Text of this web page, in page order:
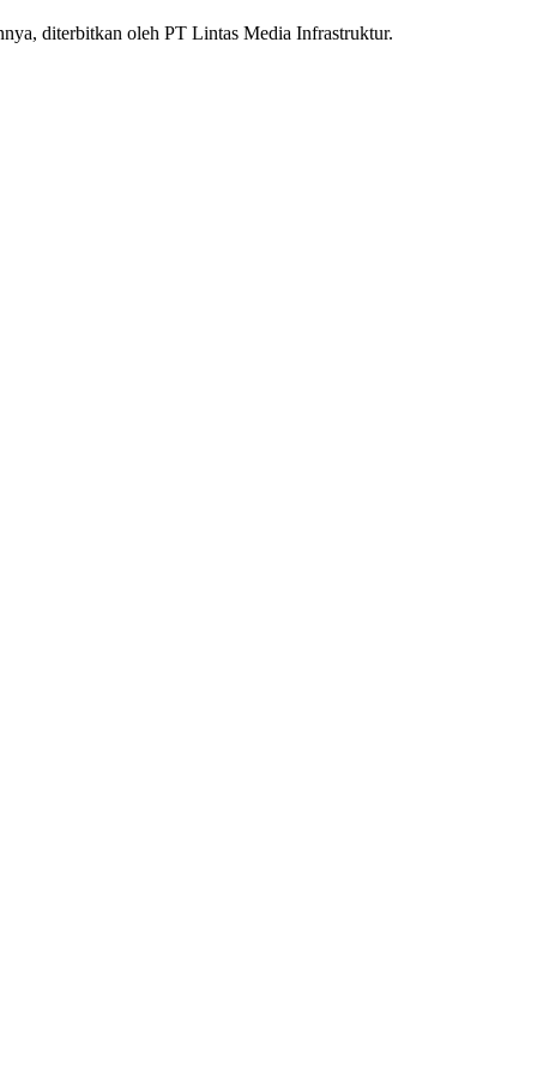
diterbitkan oleh PT Lintas Media Infrastruktur.